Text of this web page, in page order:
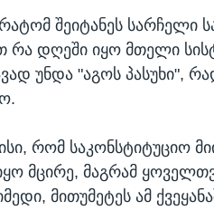
შეიტანეს სარჩელი
რა დღეში იყო მთელი
უნდა "აგოს პასუხი",
რომ საკონსტიტუციო
მცირე, მაგრამ
მითუმეტეს ამ